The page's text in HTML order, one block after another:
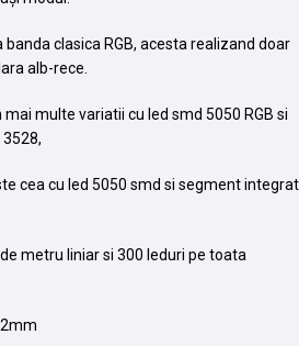
clasica RGB, acesta realizand doar
alb-rece.
mai multe variatii cu led smd 5050 RGB si
cea cu led 5050 smd si segment integrat
metru liniar si 300 leduri pe toata